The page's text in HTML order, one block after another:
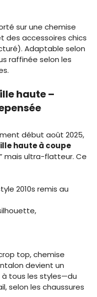
sur une chemise
des accessoires chics
Adaptable selon
raffinée selon les
haute –
début août 2025,
haute à coupe
mais ultra-flatteur. Ce
2010s remis au
top, chemise
devient un
à tous les styles—du
selon les chaussures